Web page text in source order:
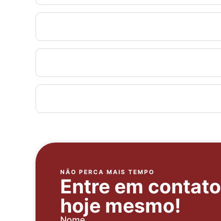
NÃO PERCA MAIS TEMPO
Entre em
hoje mesmo!